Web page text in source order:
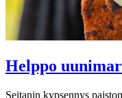
Helppo
Seitanin kypsennys